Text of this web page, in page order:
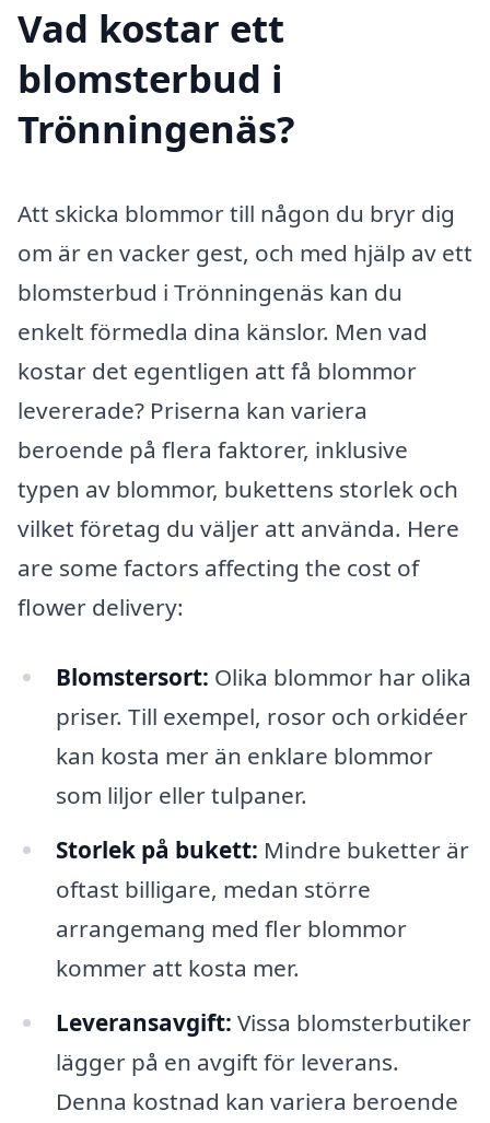
Vad kostar ett
blomsterbud i
Trönningenäs?
Att skicka blommor till någon du bryr dig
om är en vacker gest, och med hjälp av ett
blomsterbud i Trönningenäs kan du
enkelt förmedla dina känslor. Men vad
kostar det egentligen att få blommor
levererade? Priserna kan variera
beroende på flera faktorer, inklusive
typen av blommor, bukettens storlek och
vilket företag du väljer att använda. Here
are some factors affecting the cost of
flower delivery:
Blomstersort: Olika blommor har olika
priser. Till exempel, rosor och orkidéer
kan kosta mer än enklare blommor
som liljor eller tulpaner.
Storlek på bukett: Mindre buketter är
oftast billigare, medan större
arrangemang med fler blommor
kommer att kosta mer.
Leveransavgift: Vissa blomsterbutiker
lägger på en avgift för leverans.
Denna kostnad kan variera beroende